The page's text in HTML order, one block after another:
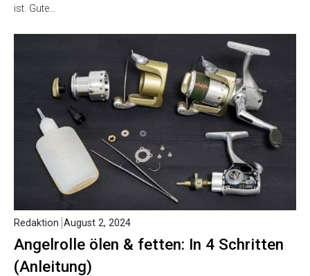
ist. Gute…
Angelrolle ölen & fetten: In 4 Schritten
(Anleitung)
Redaktion August 2, 2024